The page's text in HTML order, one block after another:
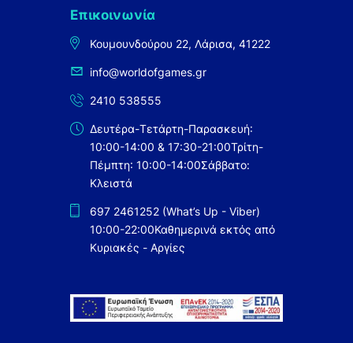
Επικοινωνία
Κουμουνδούρου 22, Λάρισα, 41222
info@worldofgames.gr
2410 538555
Δευτέρα-Τετάρτη-Παρασκευή:
10:00-14:00 & 17:30-21:00Τρίτη-
Πέμπτη: 10:00-14:00Σάββατο:
Κλειστά
697 2461252 (What’s Up - Viber)
10:00-22:00Καθημερινά εκτός από
Κυριακές - Αργίες